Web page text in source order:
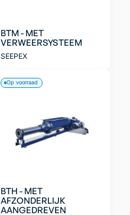
BTM - MET
VERWEERSYSTEEM
SEEPEX
BTH - MET
AFZONDERLIJK
AANGEDREVEN
Op voorraad